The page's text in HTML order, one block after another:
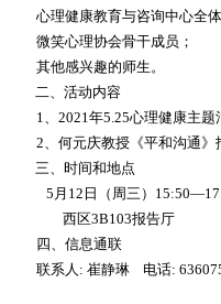
心理健康教育与咨询中心全
微笑心理协会骨干成员；
其他感兴趣的师生。
二、活动内容
1、 2021年5.25心理健康主题
2、何元庆教授《平和沟通》
三、时间和地点
5 月 12 日（周三）
西区3B103报告厅
四、信息通联
联系人 : 崔静琳 电话: